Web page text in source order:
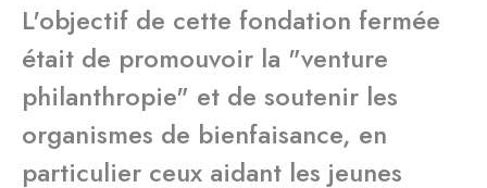
L'objectif de cette fondation fermée
était de promouvoir la "venture
philanthropie" et de soutenir les
organismes de bienfaisance, en
particulier ceux aidant les jeunes